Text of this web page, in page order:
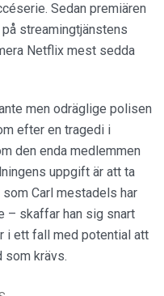
Sedan premiären
streamingtjänstens
Netflix mest sedda
men odräglige polisen
efter en tragedi i
den enda medlemmen
uppgift är att ta
Carl mestadels har
– skaffar han sig snart
i ett fall med potential att
som krävs.